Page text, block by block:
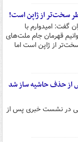
سخت‌تر از ژاپن است!
گفت: امیدوارم با
قهرمان جام ملت‌های
از ژاپن است اما
از حذف حاشیه ساز شد
در نشست خبری پس از